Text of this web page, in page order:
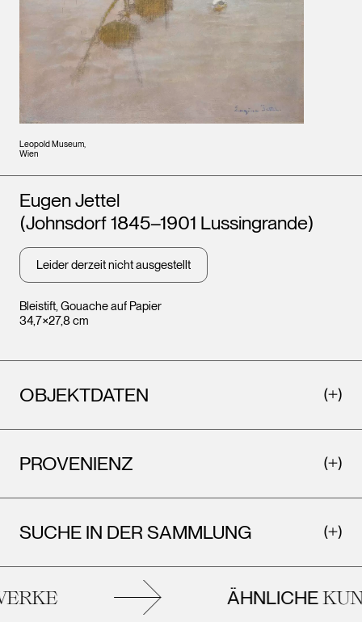
Leopold Museum,
Wien
Bleistift, Gouache auf Papier
34,7×27,8 cm
Künstler*innen
Eugen Jettel
(Johnsdorf 1845–1901 Lussingrande)
Leider derzeit nicht ausgestellt
OBJEKTDATEN
PROVENIENZ
SUCHE IN DER SAMMLUNG
ÄHNLICHE